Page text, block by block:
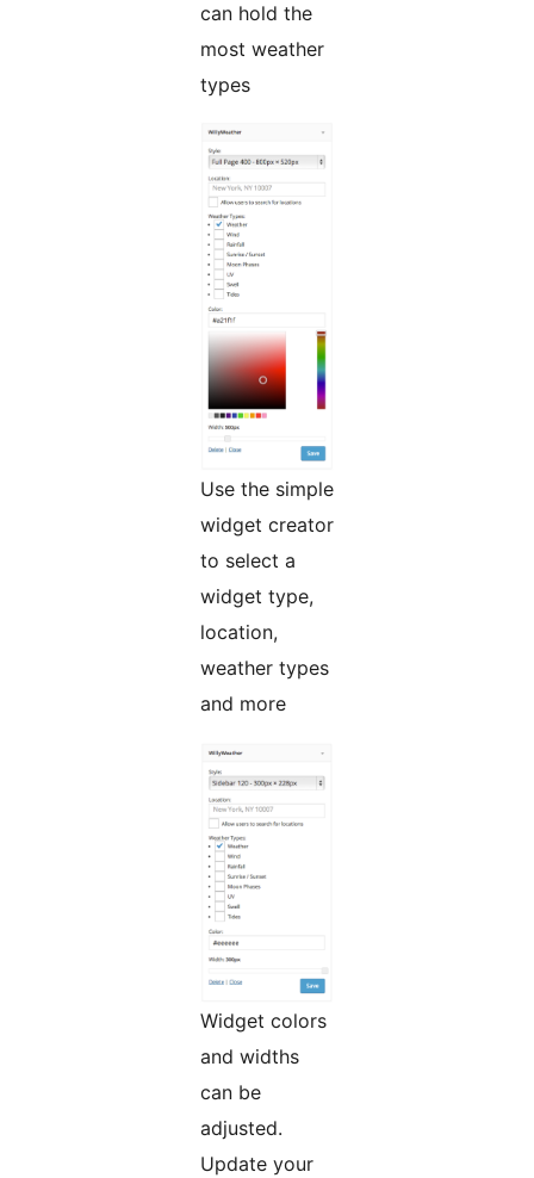
can hold the
most weather
types
Use the simple
widget creator
to select a
widget type,
location,
weather types
and more
Widget colors
and widths
can be
adjusted.
Update your